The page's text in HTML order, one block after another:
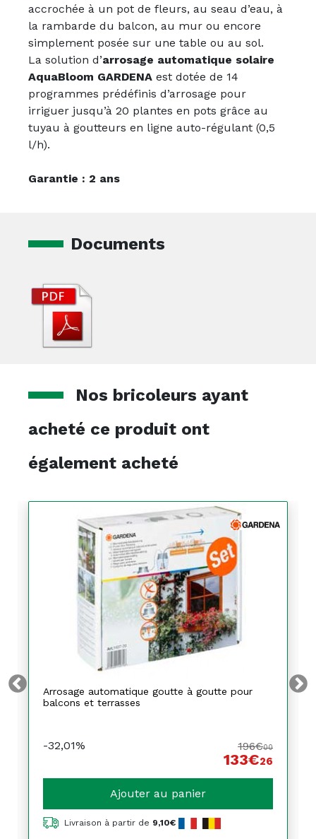
accrochée à un pot de fleurs, au seau d’eau, à
la rambarde du balcon, au mur ou encore
simplement posée sur une table ou au sol.
La solution d’arrosage automatique solaire
AquaBloom GARDENA est dotée de 14
programmes prédéfinis d’arrosage pour
irriguer jusqu’à 20 plantes en pots grâce au
tuyau à goutteurs en ligne auto-régulant (0,5
l/h).
Garantie : 2 ans
Documents
Nos bricoleurs ayant
acheté ce produit ont
également acheté
Arrosage automatique goutte à goutte pour
balcons et terrasses
-32,01% 196€00
133€26
Ajouter au panier
Livraison à partir de 9,10€